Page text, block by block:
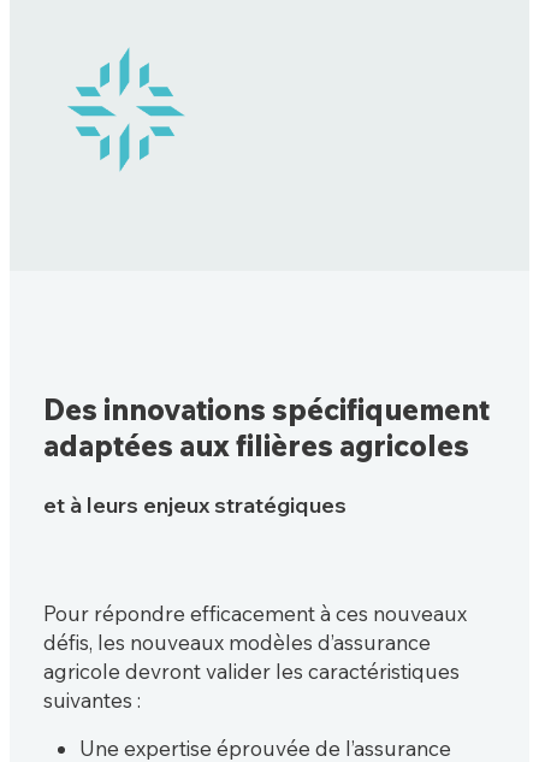
Des innovations spécifiquement
adaptées aux filières agricoles
et à leurs enjeux stratégiques
Pour répondre efficacement à ces nouveaux
défis, les nouveaux modèles d’assurance
agricole devront valider les caractéristiques
suivantes :
Une expertise éprouvée de l’assurance